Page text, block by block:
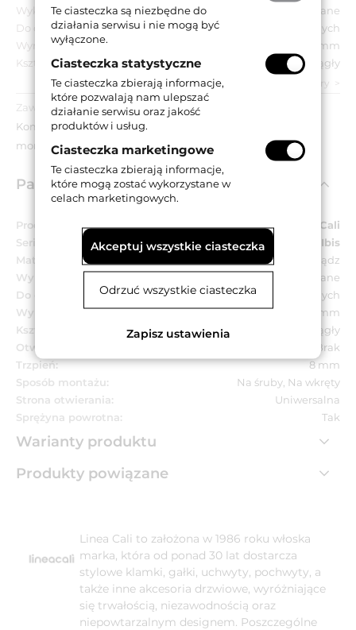
Wykończenie:
CR - chromowane
Do drzwi:
Wewnętrznych
Wymiar szyldu:
Ø 52 mm
Kształt szyldu:
Okrągły
zobacz wszystkie parametry
Zawartość opakowania:
Komplet klamek na okrągłych szyldach, akcesoria
montażowe.
Parametry techniczne
Producent:
Linea Cali
Seria:
Ibis
Materiał:
Mosiądz
Wykończenie:
CR - chromowane
Do drzwi:
Wewnętrznych
Wymiar szyldu:
Ø 52 mm
Kształt szyldu:
Okrągły
Otwór w szyldzie:
Brak
Trzpień:
8 mm
Sposób montażu:
Na śruby, Na wkręty
Strona otwierania:
Uniwersalna
Sprężyna powrotna:
Tak
Warianty produktu
Produkty powiązane
Linea Cali to założona w 1986 roku włoska
marka, która od ponad 30 lat dostarcza
stylowe klamki, gałki, uchwyty, pochwyty, a
także inne akcesoria drzwiowe, wyróżniające
się trwałością, niezawodnością oraz
niepowtarzalnym designem. Poszczególne
Te ciasteczka są niezbędne do
działania serwisu i nie mogą być
wyłączone.
Ciasteczka statystyczne
Te ciasteczka zbierają informacje,
które pozwalają nam ulepszać
działanie serwisu oraz jakość
produktów i usług.
Ciasteczka marketingowe
Te ciasteczka zbierają informacje,
które mogą zostać wykorzystane w
celach marketingowych.
Akceptuj wszystkie ciasteczka
Odrzuć wszystkie ciasteczka
Zapisz ustawienia